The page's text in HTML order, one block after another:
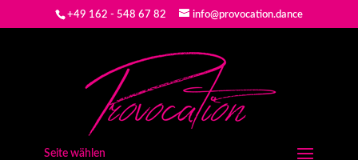
+49 162 - 548 67 82 info@provocation.dance
Seite wählen